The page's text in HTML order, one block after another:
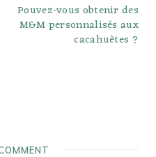
Pouvez-vous obtenir des
M&M personnalisés aux
cacahuètes ?